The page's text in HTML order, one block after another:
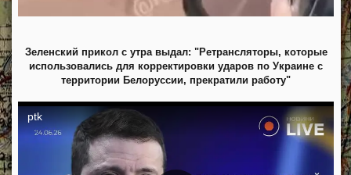
Зеленский прикол с утра выдал: "Ретрансляторы, которые
использовались для корректировки ударов по Украине с
территории Белоруссии, прекратили работу"